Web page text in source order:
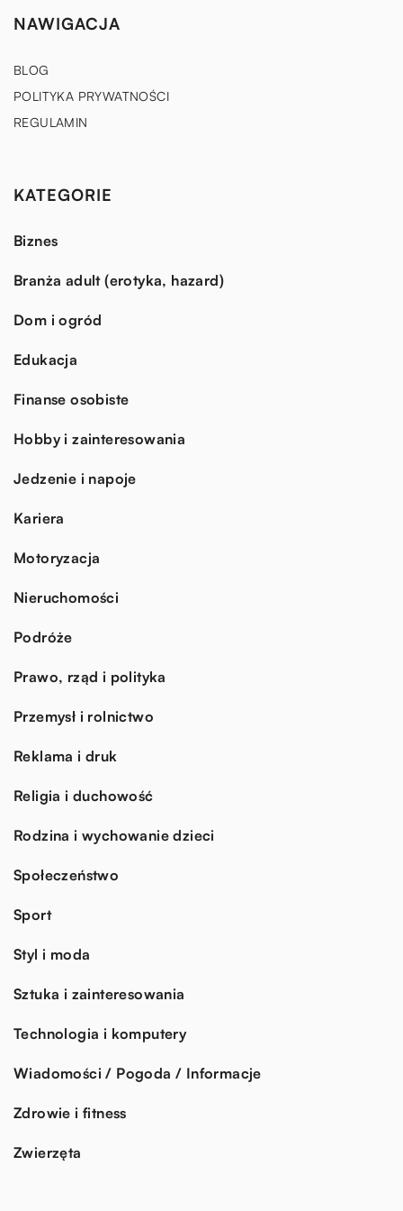
NAWIGACJA
BLOG
POLITYKA PRYWATNOŚCI
REGULAMIN
KATEGORIE
Biznes
Branża adult (erotyka, hazard)
Dom i ogród
Edukacja
Finanse osobiste
Hobby i zainteresowania
Jedzenie i napoje
Kariera
Motoryzacja
Nieruchomości
Podróże
Prawo, rząd i polityka
Przemysł i rolnictwo
Reklama i druk
Religia i duchowość
Rodzina i wychowanie dzieci
Społeczeństwo
Sport
Styl i moda
Sztuka i zainteresowania
Technologia i komputery
Wiadomości / Pogoda / Informacje
Zdrowie i fitness
Zwierzęta